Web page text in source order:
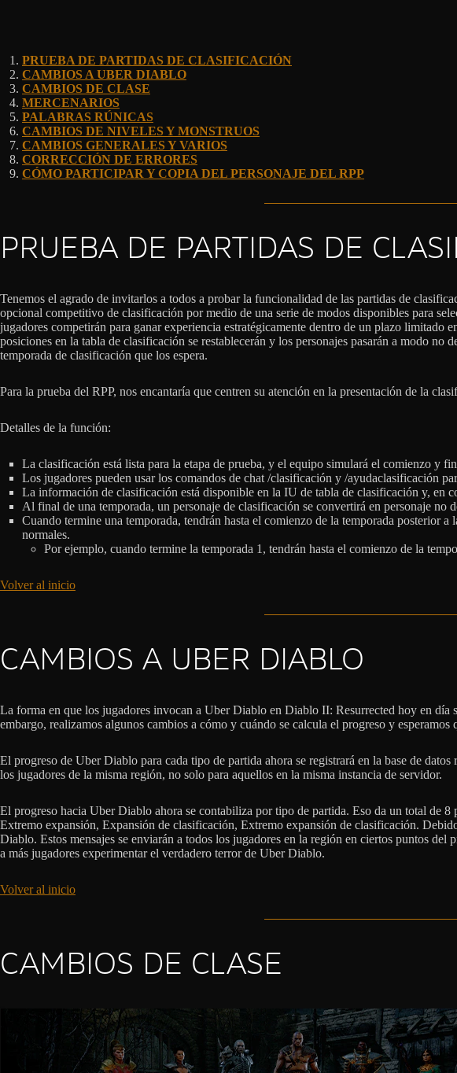
PRUEBA DE PARTIDAS DE CLASIFICACIÓN
CAMBIOS A UBER DIABLO
CAMBIOS DE CLASE
MERCENARIOS
PALABRAS RÚNICAS
CAMBIOS DE NIVELES Y MONSTRUOS
CAMBIOS GENERALES Y VARIOS
CORRECCIÓN DE ERRORES
CÓMO PARTICIPAR Y COPIA DEL PERSONAJE DEL RPP
PRUEBA DE PARTIDAS DE
Tenemos el agrado de invitarlos a todos a probar la funcionalidad de las partidas de
opcional competitivo de clasificación por medio de una serie de modos disponibles para
jugadores competirán para ganar experiencia estratégicamente dentro de un plazo
posiciones en la tabla de clasificación se restablecerán y los personajes pasarán a modo
temporada de clasificación que los espera.
Para la prueba del RPP, nos encantaría que centren su atención en la presentación de la
Detalles de la función:
La clasificación está lista para la etapa de prueba, y el equipo simulará el comienzo y
Los jugadores pueden usar los comandos de chat /clasificación y /ayudaclasificación
La información de clasificación está disponible en la IU de tabla de clasificación y, en
Al final de una temporada, un personaje de clasificación se convertirá en personaje
Cuando termine una temporada, tendrán hasta el comienzo de la temporada posterior
normales.
Por ejemplo, cuando termine la temporada 1, tendrán hasta el comienzo de la
Volver al inicio
CAMBIOS A UBER DIABLO
La forma en que los jugadores invocan a Uber Diablo en Diablo II: Resurrected hoy en
embargo, realizamos algunos cambios a cómo y cuándo se calcula el progreso y
El progreso de Uber Diablo para cada tipo de partida ahora se registrará en la base de
los jugadores de la misma región, no solo para aquellos en la misma instancia de servidor.
El progreso hacia Uber Diablo ahora se contabiliza por tipo de partida. Eso da un total de
Extremo expansión, Expansión de clasificación, Extremo expansión de clasificación.
Diablo. Estos mensajes se enviarán a todos los jugadores en la región en ciertos puntos
a más jugadores experimentar el verdadero terror de Uber Diablo.
Volver al inicio
CAMBIOS DE CLASE